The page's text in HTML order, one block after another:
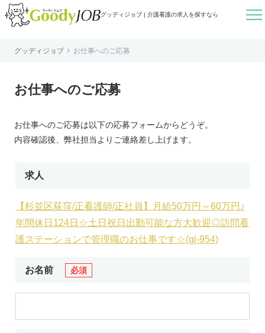
グッディジョブ | 介護看護の求人を探すなら 
はじめての方へ
転職お役立ち情報
個人情報保護方針
お電話でのお問い合わせ
平日 9:00～18:00
グッディジョブ  お仕事へのご応募
お仕事へのご応募
お仕事へのご応募は以下の応募フォームからどうぞ。
内容確認後、弊社担当よりご連絡差し上げます。
求人
【杉並区荻窪/正看護師/正社員】月給50万円～60万円♪
年間休日124日☆土日祝日出勤可能な方大歓迎◎訪問看
護ステーションで管理職のお仕事です☆(gj-954)
お名前 必須